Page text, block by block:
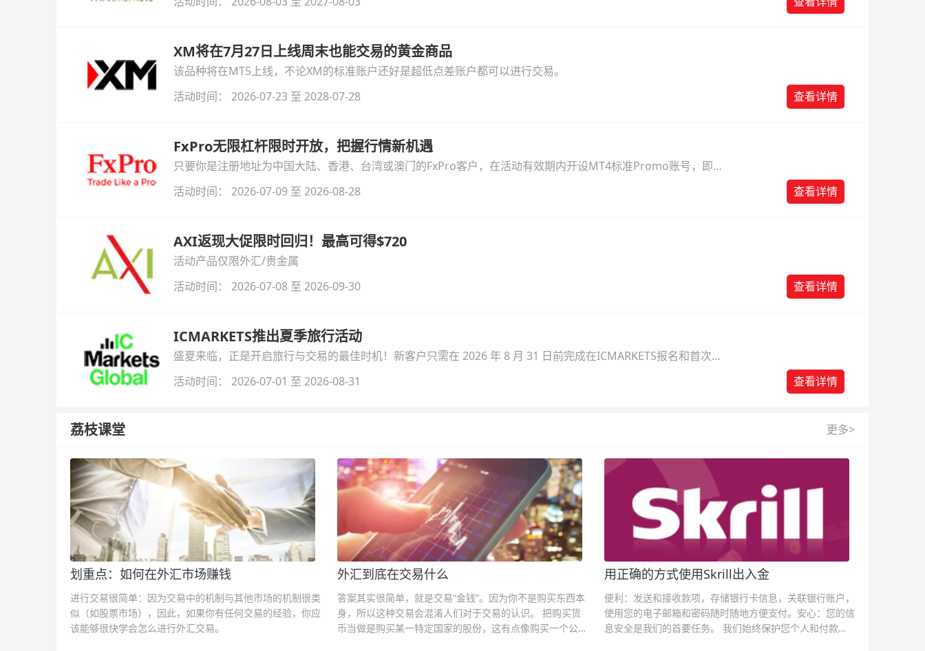
XM将在7月27日上线周末也能交易的黄金商品
该品种将在MT5上线，不论XM的标准账户还好是超低点差账户都可以进行交易。
活动时间： 2026-07-23 至 2028-07-28
查看详情
FxPro无限杠杆限时开放，把握行情新机遇
只要你是注册地址为中国大陆、香港、台湾或澳门的FxPro客户，在活动有效期内开设MT4标准Promo账号，即可
自动解锁无限倍杠杆福利，无需额外复杂操作。
活动时间： 2026-07-09 至 2026-08-28 查看详情
AXI返现大促限时回归！最高可得$720
活动产品仅限外汇/贵金属
活动时间： 2026-07-08 至 2026-09-30
查看详情
ICMARKETS推出夏季旅行活动
盛夏来临，正是开启旅行与交易的最佳时机！新客户只需在 2026 年 8 月 31 日前完成在ICMARKETS报名和首次入
金即可参与！
活动时间： 2026-07-01 至 2026-08-31 查看详情
荔枝课堂 更多>
划重点：如何在外汇市场赚钱
进行交易很简单：因为交易中的机制与其他市场的机制很类
似（如股票市场），因此，如果你有任何交易的经验，你应
该能够很快学会怎么进行外汇交易。
外汇到底在交易什么
答案其实很简单，就是交易“金钱”。因为你不是购买东西本
身，所以这种交易会混淆人们对于交易的认识。 把购买货
币当做是购买某一特定国家的股份，这有点像购买一个公司
用正确的方式使用Skrill出入金
便利：发送和接收款项，存储银行卡信息，关联银行账户，
使用您的电子邮箱和密码随时随地方便支付。安心：您的信
息安全是我们的首要任务。 我们始终保护您个人和付款信